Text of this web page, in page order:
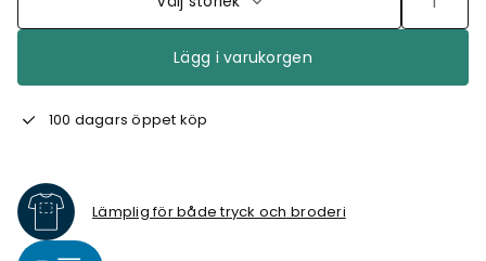
Lägg i varukorgen
100 dagars öppet köp
Lämplig för både tryck och broderi